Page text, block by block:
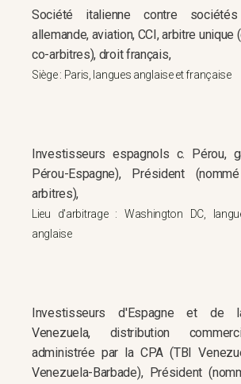
Société italienne contre
allemande, aviation, CCI, arbitre unique
co-arbitres), droit français,
Siège : Paris, langues anglaise et française
Investisseurs espagnols c. Pérou,
Pérou-Espagne), Président
arbitres),
Lieu d'arbitrage : Washington DC,
anglaise
Investisseurs d'Espagne et de
Venezuela, distribution
administrée par la CPA (TBI
Venezuela-Barbade), Président